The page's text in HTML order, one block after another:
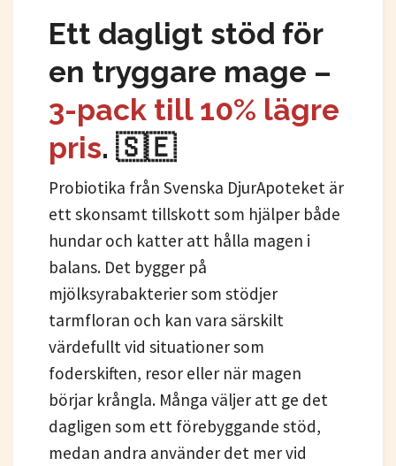
Ett dagligt stöd för
en tryggare mage –
3-pack till 10% lägre
pris. 🇸🇪
Probiotika från Svenska DjurApoteket är
ett skonsamt tillskott som hjälper både
hundar och katter att hålla magen i
balans. Det bygger på
mjölksyrabakterier som stödjer
tarmfloran och kan vara särskilt
värdefullt vid situationer som
foderskiften, resor eller när magen
börjar krångla. Många väljer att ge det
dagligen som ett förebyggande stöd,
medan andra använder det mer vid